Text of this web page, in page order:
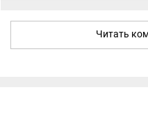
Читать